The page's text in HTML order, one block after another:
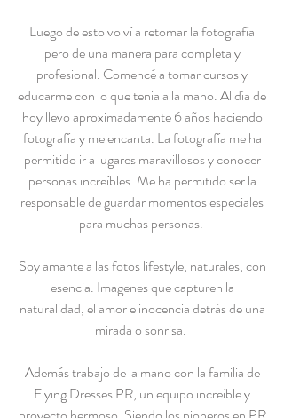
Luego de esto volví a retomar la fotografía
pero de una manera para completa y
profesional. Comencé a tomar cursos y
educarme con lo que tenia a la mano. Al día de
hoy llevo aproximadamente 6 años haciendo
fotografía y me encanta. La fotografía me ha
permitido ir a lugares maravillosos y conocer
personas increíbles. Me ha permitido ser la
responsable de guardar momentos especiales
para muchas personas.
Soy amante a las fotos lifestyle, naturales, con
esencia. Imagenes que capturen la
naturalidad, el amor e inocencia detrás de una
mirada o sonrisa.
Además trabajo de la mano con la familia de
Flying Dresses PR, un equipo increíble y